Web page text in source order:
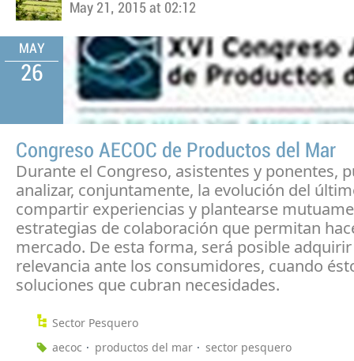
May 21, 2015 at 02:12
MAY
26
Congreso AECOC de Productos del Mar
Durante el Congreso, asistentes y ponentes,
analizar, conjuntamente, la evolución del
compartir experiencias y plantearse
estrategias de colaboración que permitan
mercado. De esta forma, será posible
relevancia ante los consumidores, cuando
soluciones que cubran necesidades.
Sector Pesquero
aecoc
productos del mar sector pesquero